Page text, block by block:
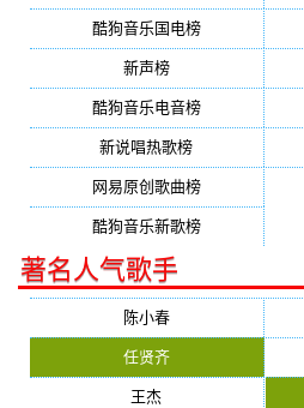
酷狗音乐国电榜
新声榜
酷狗音乐电音榜
新说唱热歌榜
网易原创歌曲榜
酷狗音乐新歌榜
著名人气歌手
陈小春
任贤齐
王杰